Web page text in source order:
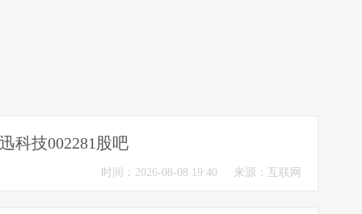
科技002281股吧
来源：互联网
时间：2026-08-08 19:40